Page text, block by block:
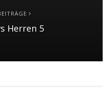
Herren 5